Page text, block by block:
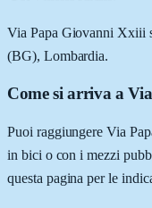
Via Papa Giovanni Xxiii
(BG), Lombardia.
Come si arriva a
Puoi raggiungere Via
in bici o con i mezzi
questa pagina per le